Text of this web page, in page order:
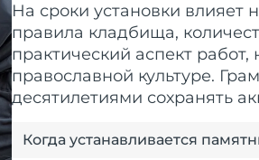
На сроки установки влияет
правила кладбища,
практический аспект
православной культуре.
десятилетиями сохранять
Когда устанавливается